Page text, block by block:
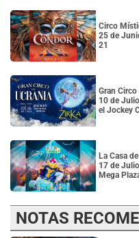
Circo
25 de
21
Gran Circo
10 de
el Jockey
La Casa
17 de
Mega
NOTAS